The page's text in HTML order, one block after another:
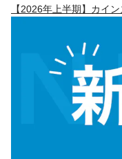
【2026年上半期】カイ